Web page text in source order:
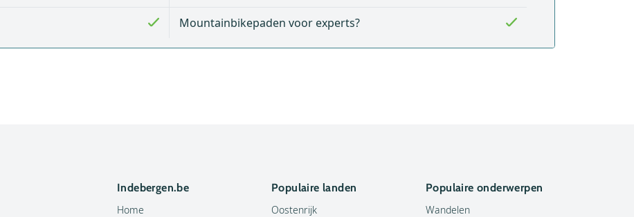
Mountainbikepaden voor experts?
Indebergen.be
Home
Populaire landen
Oostenrijk
Populaire onderwerpen
Wandelen